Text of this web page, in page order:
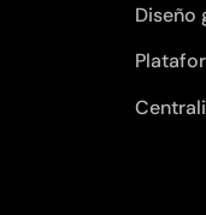
Diseño